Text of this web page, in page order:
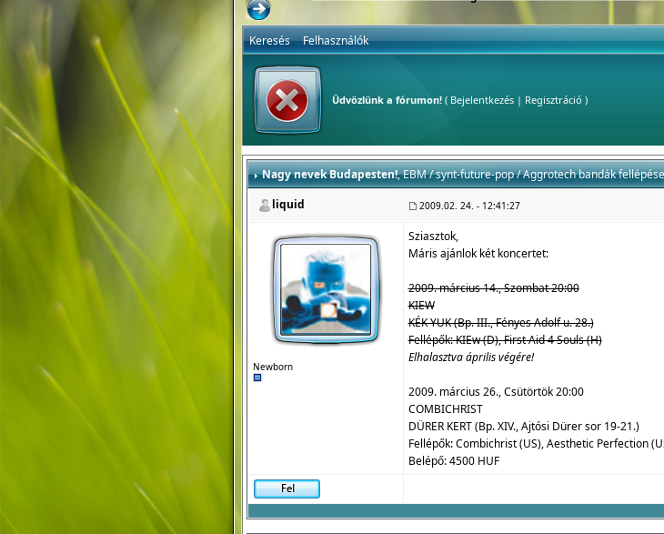
Keresés Felhasználók
Üdvözlünk a fórumon!( Bejelentkezés| Regisztráció )
Nagy nevek Budapesten!, EBM / synt-future-pop / Aggrotech bandák
liquid 2009.02. 24. - 12:41:27
Newborn
Sziasztok,
Máris ajánlok két koncertet:
2009. március 14., Szombat 20:00
KIEW
KÉK YUK (Bp. III., Fényes Adolf u. 28.)
Fellépők: KIEw (D), First Aid 4 Souls (H)
Elhalasztva április végére!
2009. március 26., Csütörtök 20:00
COMBICHRIST
DÜRER KERT (Bp. XIV., Ajtósi Dürer sor 19-21.)
Fellépők: Combichrist (US), Aesthetic Perfection
Belépő: 4500 HUF